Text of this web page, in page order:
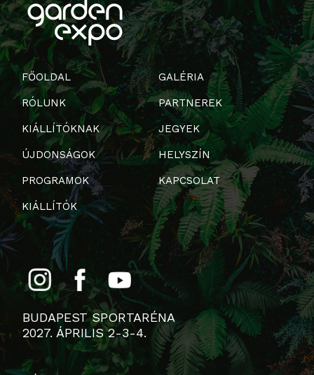
FŐOLDAL
RÓLUNK
KIÁLLÍTÓKNAK
ÚJDONSÁGOK
PROGRAMOK
KIÁLLÍTÓK
GALÉRIA
PARTNEREK
JEGYEK
HELYSZÍN
KAPCSOLAT
BUDAPEST SPORTARÉNA
2027. ÁPRILIS 2-3-4.